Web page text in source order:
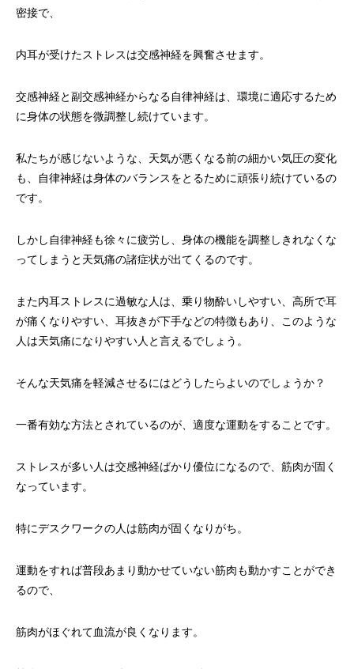
密接で、
内耳が受けたストレスは交感神経を興奮させます。
交感神経と副交感神経からなる自律神経は、環境に適応するため
に身体の状態を微調整し続けています。
私たちが感じないような、天気が悪くなる前の細かい気圧の変化
も、自律神経は身体のバランスをとるために頑張り続けているの
です。
しかし自律神経も徐々に疲労し、身体の機能を調整しきれなくな
ってしまうと天気痛の諸症状が出てくるのです。
また内耳ストレスに過敏な人は、乗り物酔いしやすい、高所で耳
が痛くなりやすい、耳抜きが下手などの特徴もあり、このような
人は天気痛になりやすい人と言えるでしょう。
そんな天気痛を軽減させるにはどうしたらよいのでしょうか？
一番有効な方法とされているのが、適度な運動をすることです。
ストレスが多い人は交感神経ばかり優位になるので、筋肉が固く
なっています。
特にデスクワークの人は筋肉が固くなりがち。
運動をすれば普段あまり動かせていない筋肉も動かすことができ
るので、
筋肉がほぐれて血流が良くなります。